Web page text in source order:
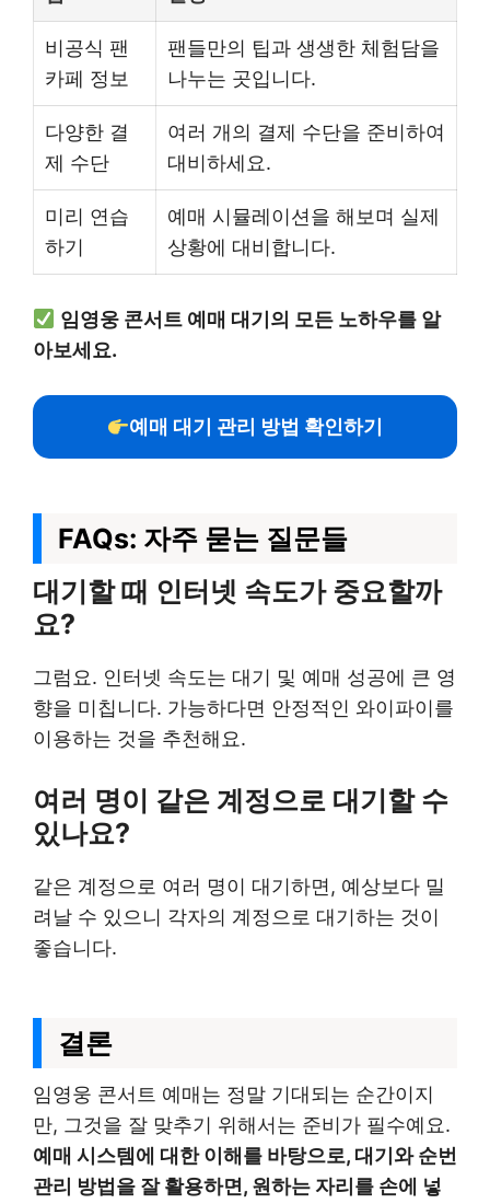
비공식 팬
카페 정보
팬들만의 팁과 생생한 체험담을
나누는 곳입니다.
다양한 결
제 수단
여러 개의 결제 수단을 준비하여
대비하세요.
미리 연습
하기
예매 시뮬레이션을 해보며 실제
상황에 대비합니다.
임영웅 콘서트 예매 대기의 모든 노하우를 알
아보세요.
예매 대기 관리 방법 확인하기
FAQs: 자주 묻는 질문들
대기할 때 인터넷 속도가 중요할까
요?
그럼요. 인터넷 속도는 대기 및 예매 성공에 큰 영
향을 미칩니다. 가능하다면 안정적인 와이파이를
이용하는 것을 추천해요.
여러 명이 같은 계정으로 대기할 수
있나요?
같은 계정으로 여러 명이 대기하면, 예상보다 밀
려날 수 있으니 각자의 계정으로 대기하는 것이
좋습니다.
결론
임영웅 콘서트 예매는 정말 기대되는 순간이지
만, 그것을 잘 맞추기 위해서는 준비가 필수예요.
예매 시스템에 대한 이해를 바탕으로, 대기와 순번
관리 방법을 잘 활용하면, 원하는 자리를 손에 넣